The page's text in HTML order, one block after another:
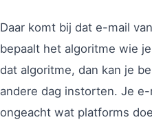
Daar komt bij dat e-mail
bepaalt het algoritme wie
dat algoritme, dan kan je
andere dag instorten. Je
ongeacht wat platforms